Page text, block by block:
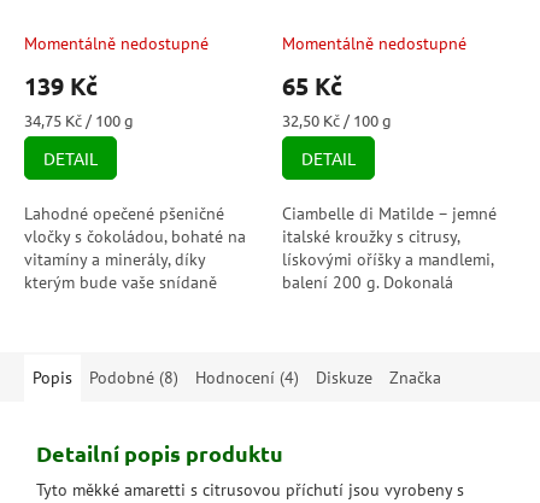
Momentálně nedostupné
139 Kč
Měrná
cena:
34,75 Kč / 100 g
DETAIL
Lahodné opečené pšeničné
vločky s čokoládou, bohaté na
vitamíny a minerály, díky
kterým bude vaše snídaně
Momentálně nedostupné
65 Kč
Měrná
cena:
32,50 Kč / 100 g
DETAIL
Ciambelle di Matilde – jemné
italské kroužky s citrusy,
lískovými oříšky a mandlemi,
balení 200 g. Dokonalá
Popis Podobné (8) Hodnocení (4) Diskuze Značka
Detailní popis produktu
Tyto měkké amaretti s citrusovou příchutí jsou vyrobeny s